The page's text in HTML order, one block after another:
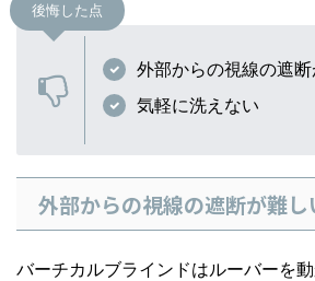
後悔した点
外部からの視線の遮
気軽に洗えない
外部からの視線の遮断が難し
バーチカルブラインドはルーバーを